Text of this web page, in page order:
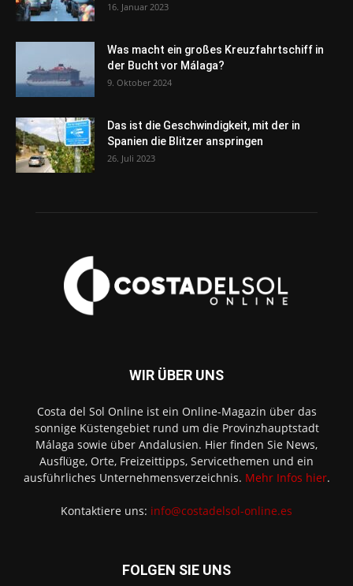
16. Januar 2023
Was macht ein großes Kreuzfahrtschiff in
der Bucht vor Málaga?
9. Oktober 2024
Das ist die Geschwindigkeit, mit der in
Spanien die Blitzer anspringen
26. Juli 2023
WIR ÜBER UNS
Costa del Sol Online ist ein Online-Magazin über das
sonnige Küstengebiet rund um die Provinzhauptstadt
Málaga sowie über Andalusien. Hier finden Sie News,
Ausflüge, Orte, Freizeittipps, Servicethemen und ein
ausführliches Unternehmensverzeichnis. Mehr Infos hier.
Kontaktiere uns: info@costadelsol-online.es
FOLGEN SIE UNS